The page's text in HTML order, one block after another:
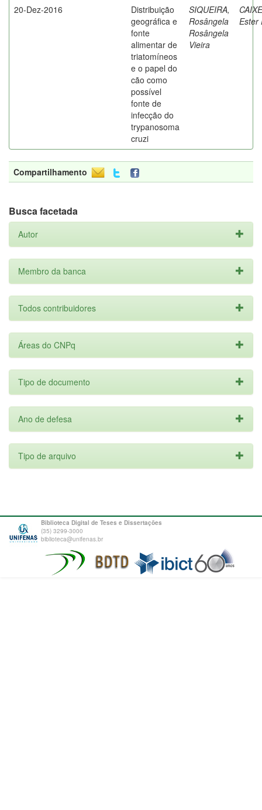
20-Dez-2016
Distribuição
geográfica e
fonte
alimentar de
triatomíneos
e o papel do
cão como
possível
fonte de
infecção do
trypanosoma
cruzi
SIQUEIRA,
Rosângela
Rosângela
Vieira
Ester
Compartilhamento
Busca facetada
Autor
Membro da banca
Todos contribuidores
Áreas do CNPq
Tipo de documento
Ano de defesa
Tipo de arquivo
Biblioteca Digital de Teses e Dissertações
(35) 3299-3000
biblioteca@unifenas.br